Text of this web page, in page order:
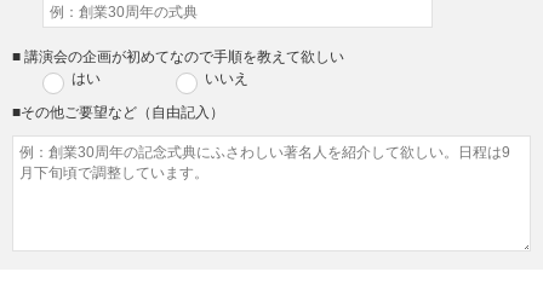
■ 講演会の企画が初めてなので手順を教えて欲しい
はい
いいえ
■その他ご要望など（自由記入）